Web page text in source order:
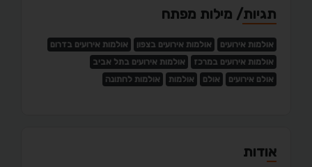
תגיות/ מילות מפתח
אולמות אירועים אולמות אירועים בצפון
אולמות אירועים בדרום
אולמות אירועים במרכז
אולמות אירועים בתל אביב
אולם אירועים
אולם אולמות אולמות לחתונה
אודות